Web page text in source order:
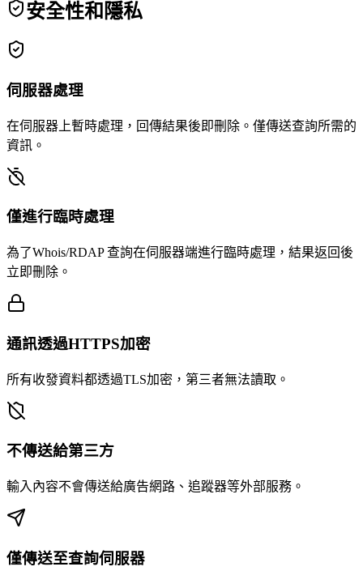
安全性和隱私
伺服器處理
在伺服器上暫時處理，回傳結果後即刪除。僅傳送查詢所需的
資訊。
僅進行臨時處理
為了Whois/RDAP 查詢在伺服器端進行臨時處理，結果返回後
立即刪除。
通訊透過HTTPS加密
所有收發資料都透過TLS加密，第三者無法讀取。
不傳送給第三方
輸入內容不會傳送給廣告網路、追蹤器等外部服務。
僅傳送至查詢伺服器